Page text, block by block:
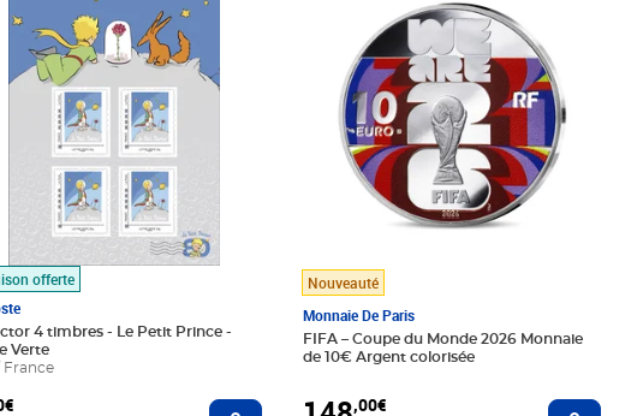
offerte
4 timbres - Le Petit Prince -
Verte
France
Ajouter au panier
Nouveauté
Monnaie De Paris
FIFA – Coupe du Monde 2026 Monnaie
de 10€ Argent colorisée
,00€